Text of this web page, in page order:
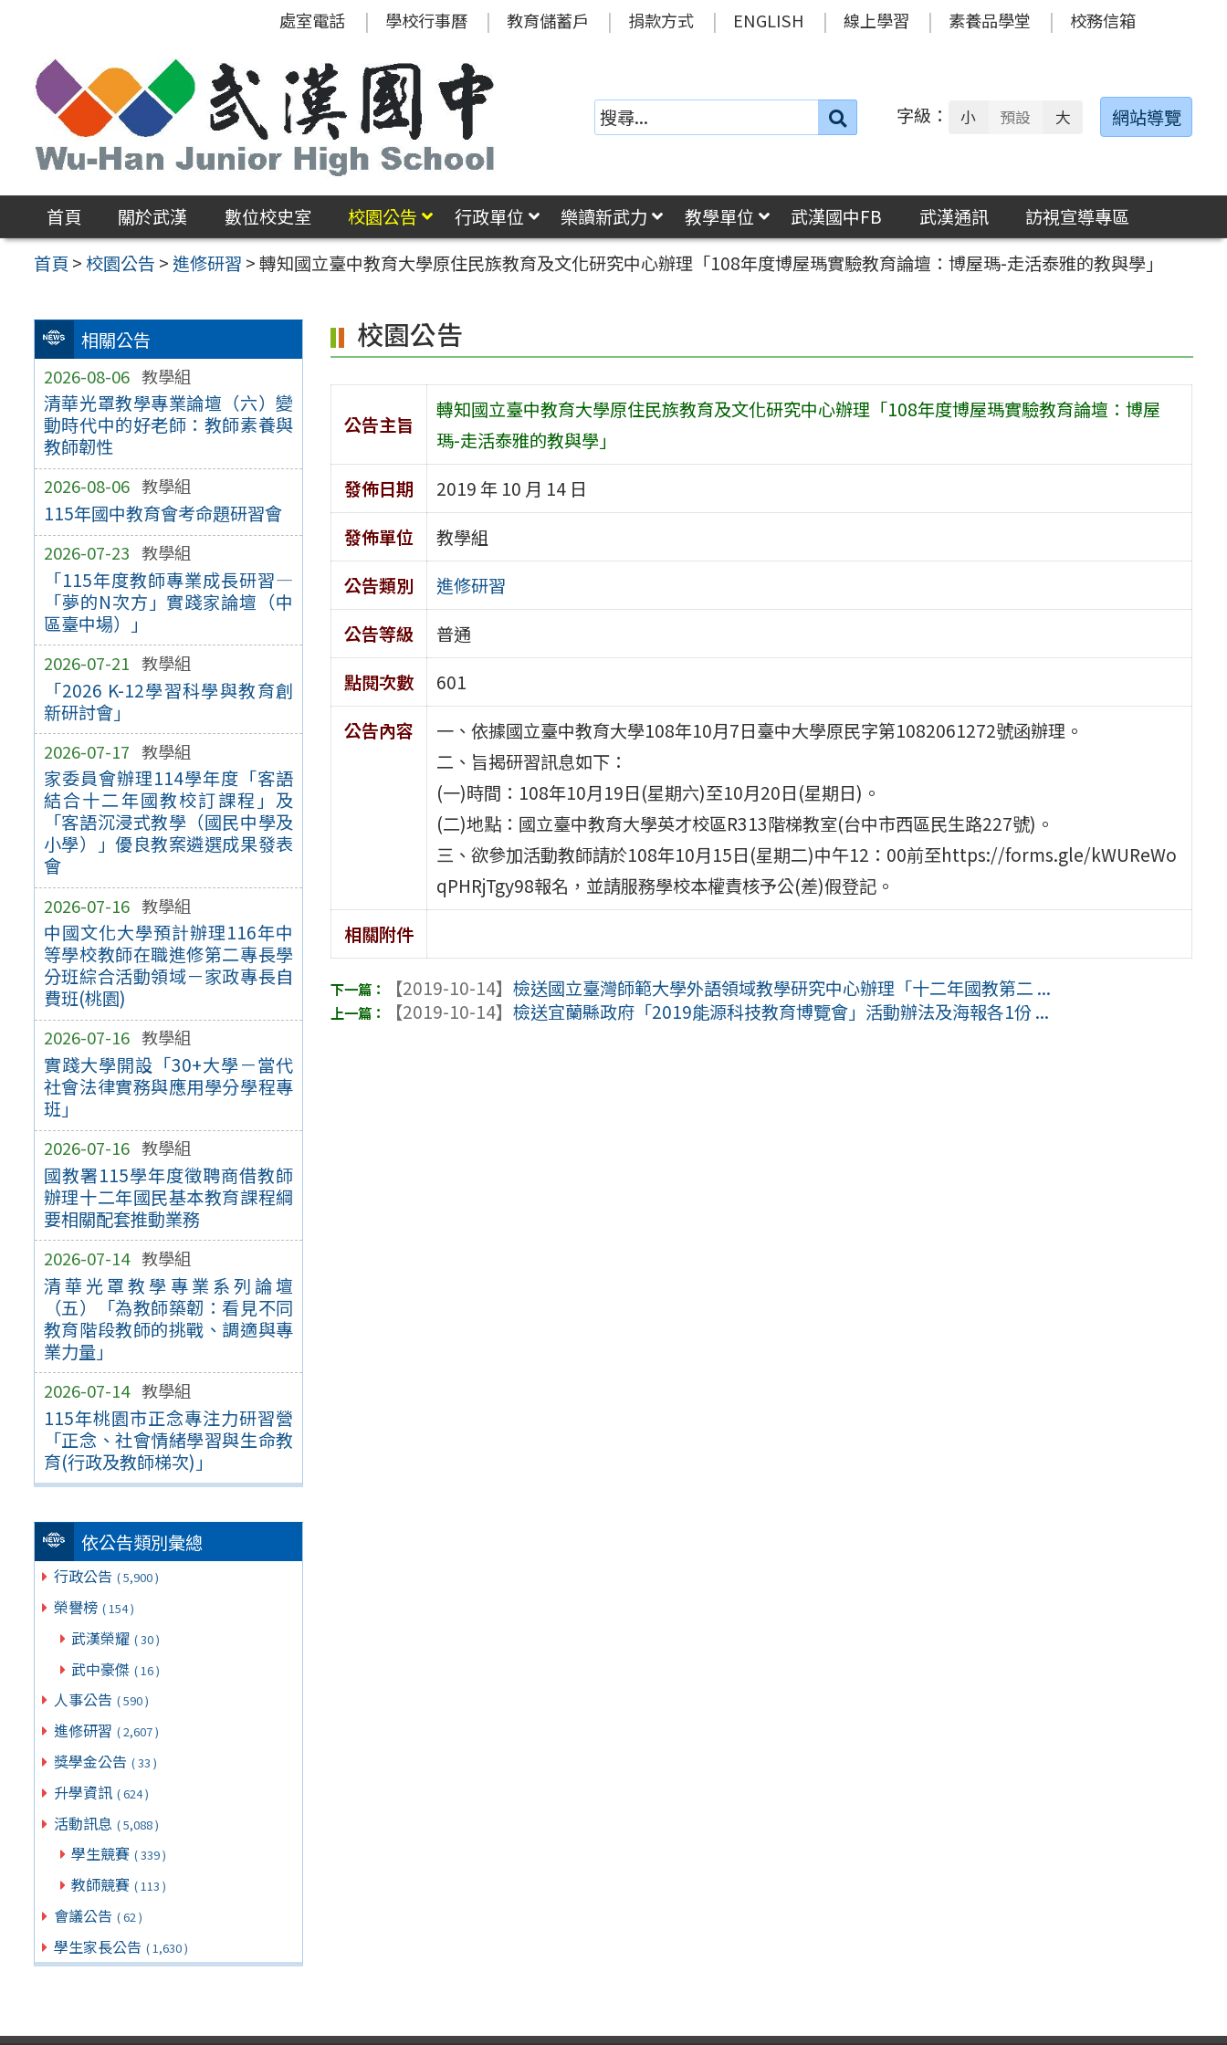
區
處室電話 學校行事曆 教育儲蓄戶 捐款方式 ENGLISH 線上學習 素養品學堂 校務信箱
搜
字級： 小 預設 大 網站導覽
首頁 關於武漢 數位校史室 校園公告 行政單位 樂讀新武力 教學單位 武漢國中FB 武漢通訊
訪視宣導專區
首頁 >校園公告 >進修研習 >轉知國立臺中教育大學原住民族教育及文化研究中心辦理「108年度博屋瑪實驗教育論壇：博屋瑪-走活泰雅的教與學」
相關公告
2026-08-06 教學組
清華光罩教學專業論壇（六）變
動時代中的好老師：教師素養與
教師韌性
2026-08-06 教學組
115年國中教育會考命題研習會
2026-07-23 教學組
「115年度教師專業成長研習—
「夢的N次方」實踐家論壇（中
區臺中場）」
2026-07-21 教學組
「2026 K-12學習科學與教育創
新研討會」
2026-07-17 教學組
家委員會辦理114學年度「客語
結合十二年國教校訂課程」及
「客語沉浸式教學（國民中學及
小學）」優良教案遴選成果發表
會
2026-07-16 教學組
中國文化大學預計辦理116年中
等學校教師在職進修第二專長學
分班綜合活動領域－家政專長自
費班(桃園)
2026-07-16 教學組
實踐大學開設「30+大學－當代
社會法律實務與應用學分學程專
班」
2026-07-16 教學組
國教署115學年度徵聘商借教師
辦理十二年國民基本教育課程綱
要相關配套推動業務
2026-07-14 教學組
清華光罩教學專業系列論壇
（五）「為教師築韌：看見不同
教育階段教師的挑戰、調適與專
業力量」
2026-07-14 教學組
115年桃園市正念專注力研習營
「正念、社會情緒學習與生命教
育(行政及教師梯次)」
依公告類別彙總
行政公告 ( 5,900 )
榮譽榜 ( 154 )
武漢榮耀 ( 30 )
武中豪傑 ( 16 )
人事公告 ( 590 )
進修研習 ( 2,607 )
獎學金公告 ( 33 )
升學資訊 ( 624 )
活動訊息 ( 5,088 )
學生競賽 ( 339 )
教師競賽 ( 113 )
會議公告 ( 62 )
學生家長公告 ( 1,630 )
校園公告
公告主旨
轉知國立臺中教育大學原住民族教育及文化研究中心辦理「108年度博屋瑪實驗教育論壇：博屋
瑪-走活泰雅的教與學」
發佈日期
2019 年 10 月 14 日
發佈單位
教學組
公告類別
進修研習
公告等級
普通
點閱次數
601
公告內容
一、依據國立臺中教育大學108年10月7日臺中大學原民字第1082061272號函辦理。
二、旨揭研習訊息如下：
(一)時間：108年10月19日(星期六)至10月20日(星期日)。
(二)地點：國立臺中教育大學英才校區R313階梯教室(台中市西區民生路227號)。
三、欲參加活動教師請於108年10月15日(星期二)中午12：00前至https://forms.gle/kWUReWo
qPHRjTgy98報名，並請服務學校本權責核予公(差)假登記。
相關附件
【2019-10-14】檢送國立臺灣師範大學外語領域教學研究中心辦理「十二年國教第二 ...
【2019-10-14】檢送宜蘭縣政府「2019能源科技教育博覽會」活動辦法及海報各1份 ...